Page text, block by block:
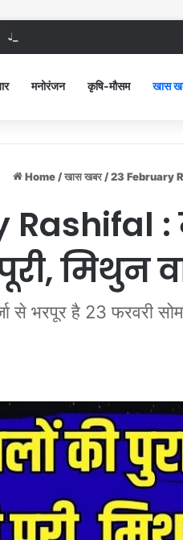
Jind DC : जींद सिविल अस्पताल में गंदगी
मनोरंजन कृषि-मौसम खास
Home /खास खबर /23 February
:
मिथुन
से भरपूर है 23 फरवरी